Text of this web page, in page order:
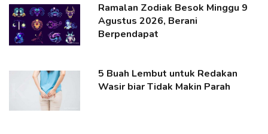
Ramalan Zodiak Besok Minggu 9
Agustus 2026, Berani
Berpendapat
5 Buah Lembut untuk Redakan
Wasir biar Tidak Makin Parah